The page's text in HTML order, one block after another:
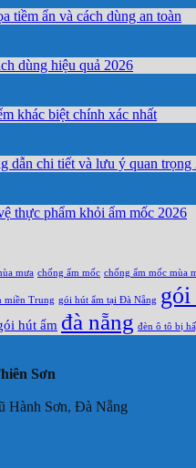
tiềm ẩn và cách dùng an toàn
dùng hiệu quả 2026
khác biệt chính xác nhất
dẫn chi tiết và lưu ý quan trọng
thực phẩm khỏi ẩm mốc 2026
mưa chống ẩm mốc chống ẩm mốc mùa
miền Trung gói hút ẩm tại Đà Nẵng gói
hút ẩm đà nẵng đèn ô tô bị
Sơn
Hành Sơn, Đà Nẵng